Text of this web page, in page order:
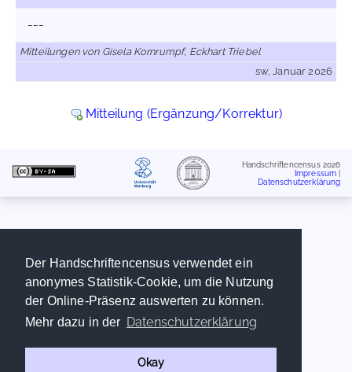
Der Handschriftencensus verwendet ein
anonymes Statistik-Cookie, um die Nutzung
der Online-Präsenz auswerten zu können.
Mehr dazu in der Datenschutzerklärung
Okay
---
Mitteilungen von Gisela Kornrumpf, Eckhart Triebel
sw, Januar 2026
Mitteilung (Ergänzung/Korrektur)
Handschriftencensus 2026
Impressum
Datenschutzerklärung